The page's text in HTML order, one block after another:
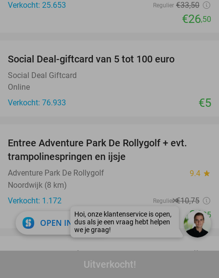
Uitverkocht!
Verkocht: 25.653
Regulier €33,50
€26,50
Social Deal-giftcard van 5 tot 100 euro
Social Deal Giftcard
Online
Verkocht: 76.933
€5
Entree Adventure Park De Rollygolf + evt.
trampolinespringen en ijsje
Adventure Park De Rollygolf 9.4 star
Noordwijk (8 km)
Verkocht: 1.172
Regulier €10,75
€5,25
favorite_border
4- of 5-gangendiner van de chef + amuse bij
OPEN IN APP close